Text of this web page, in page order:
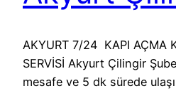
AKYURT 7/24 KAPI AÇMA
SERVİSİ Akyurt Çilingir
mesafe ve 5 dk sürede